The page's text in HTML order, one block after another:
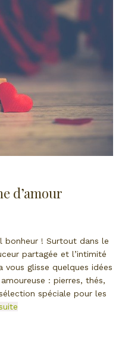
d’amour
bonheur ! Surtout dans le
partagée et l’intimité
vous glisse quelques idées
: pierres, thés,
spéciale pour les